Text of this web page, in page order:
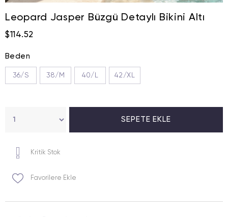
Leopard Jasper Büzgü Detaylı Bikini Altı
$114.52
Beden
36/S 38/M 40/L 42/XL
Kritik Stok
Favorilere Ekle